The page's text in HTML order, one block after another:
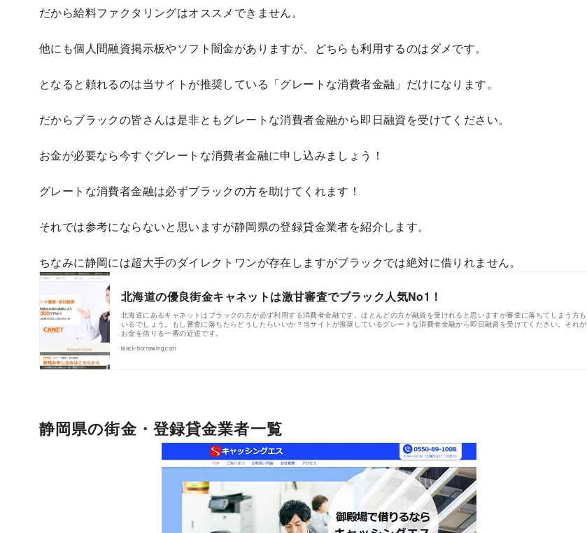
だから給料ファクタリングはオススメできません。
他にも個人間融資掲示板やソフト闇金がありますが、どちらも利用するのはダメです。
となると頼れるのは当サイトが推奨している「グレートな消費者金融」だけになります。
だからブラックの皆さんは是非ともグレートな消費者金融から即日融資を受けてください。
お金が必要なら今すぐグレートな消費者金融に申し込みましょう！
グレートな消費者金融は必ずブラックの方を助けてくれます！
それでは参考にならないと思いますが静岡県の登録貸金業者を紹介します。
ちなみに静岡には超大手のダイレクトワンが存在しますがブラックでは絶対に借りれません。
北海道の優良街金キャネットは激甘審査でブラック人気No1！
北海道にあるキャネットはブラックの方が必ず利用する消費者金融です。ほとんどの方が融資を受けれると思いますが審査に落ちてしまう方も
いるでしょう。もし審査に落ちたらどうしたらいいか？当サイトが推奨しているグレートな消費者金融から即日融資を受けてください。それが
お金を借りる一番の近道です。
black-borrowing.com
静岡県の街金・登録貸金業者一覧